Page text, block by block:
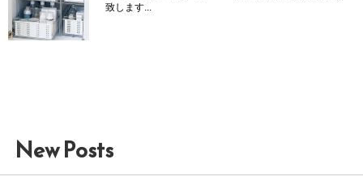
致します...
New Posts